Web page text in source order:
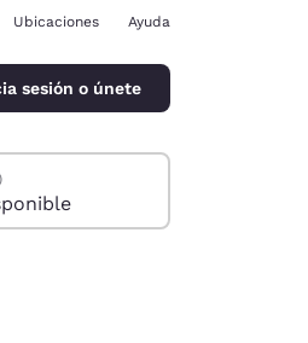
Ubicaciones Ayuda
sesión o únete